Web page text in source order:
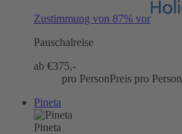
Zustimmung von 87% vor
Pauschalreise
ab €375,-
pro PersonPreis pro Person
Pineta
Pineta